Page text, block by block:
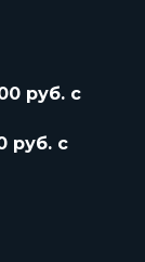
руб. с
руб. с